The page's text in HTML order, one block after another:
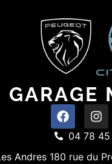
GARAGE
04 78 45
Andres 180 rue du